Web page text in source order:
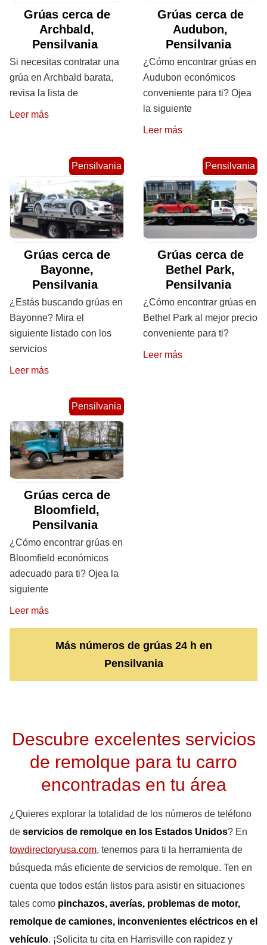
Grúas cerca de
Archbald,
Pensilvania
Si necesitas contratar una
grúa en Archbald barata,
revisa la lista de
Leer más
Grúas cerca de
Audubon,
Pensilvania
¿Cómo encontrar grúas en
Audubon económicos
conveniente para ti? Ojea
la siguiente
Leer más
Pensilvania
Grúas cerca de
Bayonne,
Pensilvania
¿Estás buscando grúas en
Bayonne? Mira el
siguiente listado con los
servicios
Leer más
Pensilvania
Grúas cerca de
Bethel Park,
Pensilvania
¿Cómo encontrar grúas en
Bethel Park al mejor precio
conveniente para ti?
Leer más
Pensilvania
Grúas cerca de
Bloomfield,
Pensilvania
¿Cómo encontrar grúas en
Bloomfield económicos
adecuado para ti? Ojea la
siguiente
Leer más
Más números de grúas 24 h en
Pensilvania
Descubre excelentes servicios
de remolque para tu carro
encontradas en tu área
¿Quieres explorar la totalidad de los números de teléfono
de servicios de remolque en los Estados Unidos? En
towdirectoryusa.com, tenemos para ti la herramienta de
búsqueda más eficiente de servicios de remolque. Ten en
cuenta que todos están listos para asistir en situaciones
tales como pinchazos, averías, problemas de motor,
remolque de camiones, inconvenientes eléctricos en el
vehículo. ¡Solicita tu cita en Harrisville con rapidez y